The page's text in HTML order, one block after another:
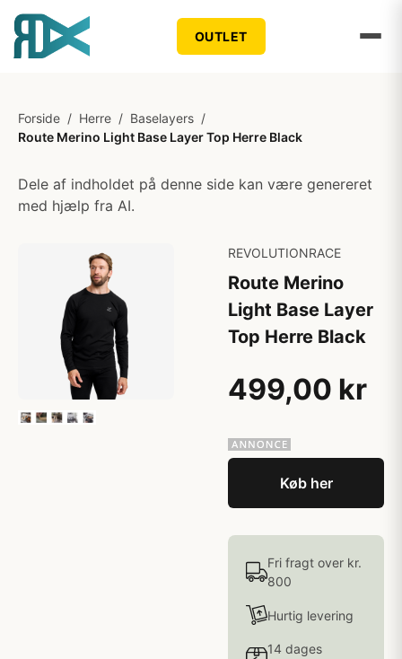
OUTLET
Forside / Herre / Baselayers /
Route Merino Light Base Layer Top Herre Black
Dele af indholdet på denne side kan være genereret
med hjælp fra AI.
REVOLUTIONRACE
Route Merino
Light Base Layer
Top Herre Black
499,00 kr
Køb her
Fri fragt over kr.
800
Hurtig levering
14 dages